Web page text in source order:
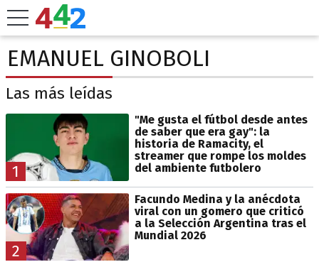
EMANUEL GINOBOLI
Las más leídas
1
"Me gusta el fútbol desde antes
de saber que era gay": la
historia de Ramacity, el
streamer que rompe los moldes
del ambiente futbolero
2
Facundo Medina y la anécdota
viral con un gomero que criticó
a la Selección Argentina tras el
Mundial 2026